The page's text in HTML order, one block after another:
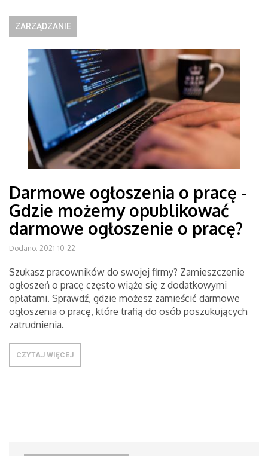
ZARZĄDZANIE
Darmowe ogłoszenia o pracę -
Gdzie możemy opublikować
darmowe ogłoszenie o pracę?
Dodano: 2021-10-22
Szukasz pracowników do swojej firmy? Zamieszczenie
ogłoszeń o pracę często wiąże się z dodatkowymi
opłatami. Sprawdź, gdzie możesz zamieścić darmowe
ogłoszenia o pracę, które trafią do osób poszukujących
zatrudnienia.
CZYTAJ WIĘCEJ